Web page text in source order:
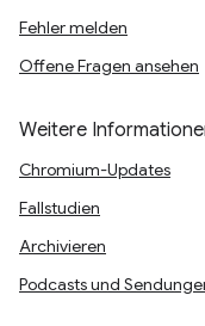
Fehler melden
Offene Fragen ansehen
Weitere
Chromium-Updates
Fallstudien
Archivieren
Podcasts und